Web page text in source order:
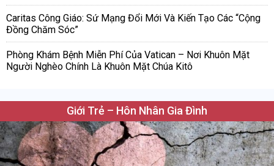
Caritas Công Giáo: Sứ Mạng Đổi Mới Và Kiến Tạo Các “Cộng
Đồng Chăm Sóc”
Phòng Khám Bệnh Miễn Phí Của Vatican – Nơi Khuôn Mặt
Người Nghèo Chính Là Khuôn Mặt Chúa Kitô
Giới Trẻ – Hôn Nhân Gia Đình